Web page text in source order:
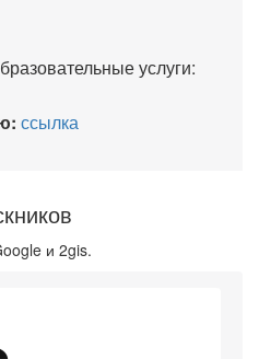
услуги:
ссылка
и 2gis.